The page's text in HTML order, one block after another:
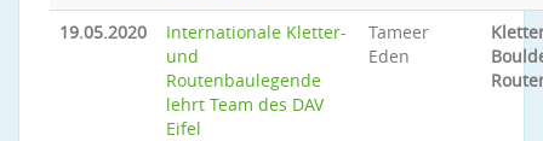
19.05.2020
Internationale Kletter-
und
Routenbaulegende
lehrt Team des DAV
Eifel
Tameer
Eden